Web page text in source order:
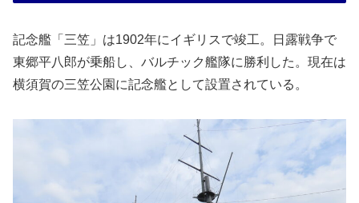
記念艦「三笠」は1902年にイギリスで竣工。日露戦争で
東郷平八郎が乗船し、バルチック艦隊に勝利した。現在は
横須賀の三笠公園に記念艦として設置されている。